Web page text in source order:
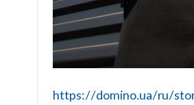
https://domino.ua/ru/